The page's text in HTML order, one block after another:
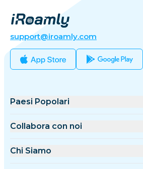
support@iroamly.com
Paesi Popolari
Stati Uniti
Collabora con noi
Piattaforma All'ingrosso
Chi Siamo